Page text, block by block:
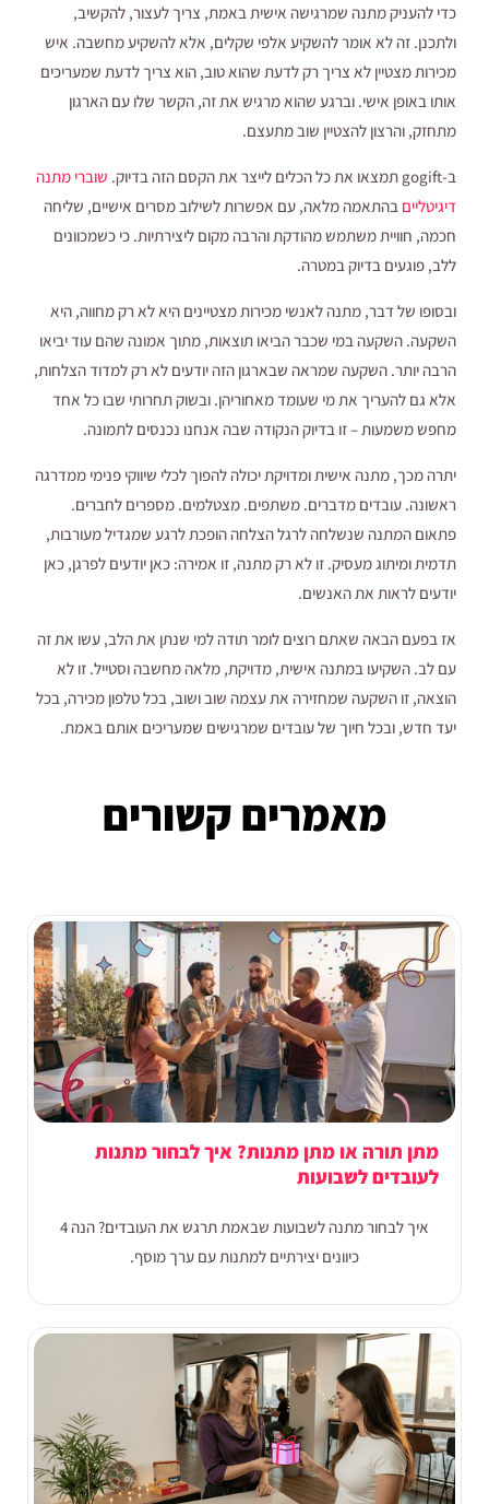
כדי להעניק מתנה שמרגישה אישית באמת, צריך לעצור, להקשיב,
ולתכנן. זה לא אומר להשקיע אלפי שקלים, אלא להשקיע מחשבה. איש
מכירות מצטיין לא צריך רק לדעת שהוא טוב, הוא צריך לדעת שמעריכים
אותו באופן אישי. וברגע שהוא מרגיש את זה, הקשר שלו עם הארגון
מתחזק, והרצון להצטיין שוב מתעצם.
ב-gogift תמצאו את כל הכלים לייצר את הקסם הזה בדיוק.
שוברי מתנה
דיגיטליים בהתאמה מלאה, עם אפשרות לשילוב מסרים אישיים, שליחה
חכמה, חוויית משתמש מהודקת והרבה מקום ליצירתיות. כי כשמכוונים
ללב, פוגעים בדיוק במטרה.
ובסופו של דבר, מתנה לאנשי מכירות מצטיינים היא לא רק מחווה, היא
השקעה. השקעה במי שכבר הביאו תוצאות, מתוך אמונה שהם עוד יביאו
הרבה יותר. השקעה שמראה שבארגון הזה יודעים לא רק למדוד הצלחות,
אלא גם להעריך את מי שעומד מאחוריהן. ובשוק תחרותי שבו כל אחד
מחפש משמעות – זו בדיוק הנקודה שבה אנחנו נכנסים לתמונה.
יתרה מכך, מתנה אישית ומדויקת יכולה להפוך לכלי שיווקי פנימי ממדרגה
ראשונה. עובדים מדברים. משתפים. מצטלמים. מספרים לחברים.
פתאום המתנה שנשלחה לרגל הצלחה הופכת לרגע שמגדיל מעורבות,
תדמית ומיתוג מעסיק. זו לא רק מתנה, זו אמירה: כאן יודעים לפרגן, כאן
יודעים לראות את האנשים.
אז בפעם הבאה שאתם רוצים לומר תודה למי שנתן את הלב, עשו את זה
עם לב. השקיעו במתנה אישית, מדויקת, מלאה מחשבה וסטייל. זו לא
הוצאה, זו השקעה שמחזירה את עצמה שוב ושוב, בכל טלפון מכירה, בכל
יעד חדש, ובכל חיוך של עובדים שמרגישים שמעריכים אותם באמת.
מאמרים קשורים
מתן תורה או מתן מתנות? איך לבחור מתנות
לעובדים לשבועות
איך לבחור מתנה לשבועות שבאמת תרגש את העובדים? הנה 4
כיוונים יצירתיים למתנות עם ערך מוסף.